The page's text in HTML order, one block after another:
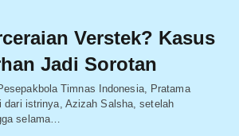
Verstek? Kasus
Jadi Sorotan
Timnas Indonesia, Pratama
dari istrinya, Azizah Salsha, setelah
selama…